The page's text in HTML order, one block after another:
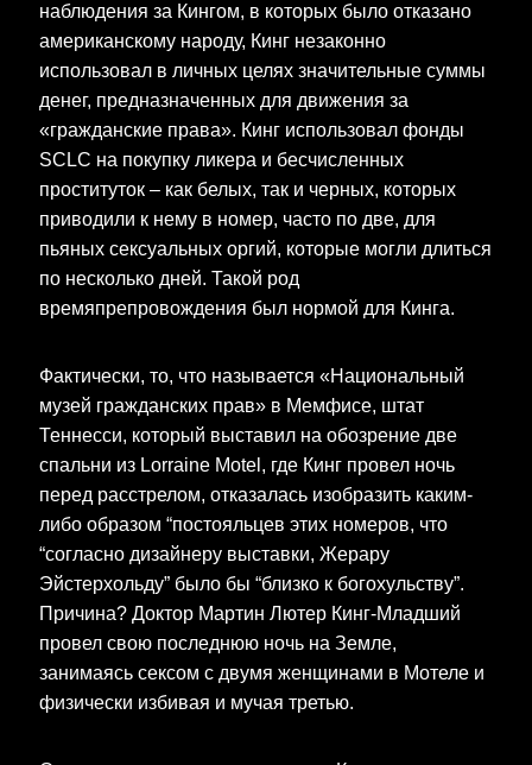
наблюдения за Кингом, в которых было отказано
американскому народу, Кинг незаконно
использовал в личных целях значительные суммы
денег, предназначенных для движения за
«гражданские права». Кинг использовал фонды
SCLC на покупку ликера и бесчисленных
проституток – как белых, так и черных, которых
приводили к нему в номер, часто по две, для
пьяных сексуальных оргий, которые могли длиться
по несколько дней. Такой род
времяпрепровождения был нормой для Кинга.
Фактически, то, что называется «Национальный
музей гражданских прав» в Мемфисе, штат
Теннесси, который выставил на обозрение две
спальни из Lorraine Motel, где Кинг провел ночь
перед расстрелом, отказалась изобразить каким-
либо образом “постояльцев этих номеров, что
“согласно дизайнеру выставки, Жерару
Эйстерхольду” было бы “близко к богохульству”.
Причина? Доктор Мартин Лютер Кинг-Младший
провел свою последнюю ночь на Земле,
занимаясь сексом с двумя женщинами в Мотеле и
физически избивая и мучая третью.